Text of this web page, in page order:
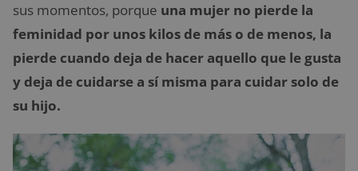
sus momentos, porque una mujer no pierde la
feminidad por unos kilos de más o de menos, la
pierde cuando deja de hacer aquello que le gusta
y deja de cuidarse a sí misma para cuidar solo de
su hijo.